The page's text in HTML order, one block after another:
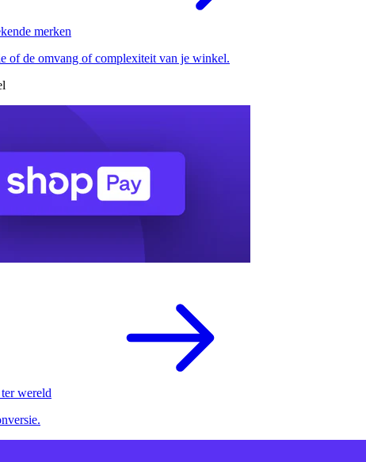
merken
of de omvang of complexiteit van je winkel.
wereld